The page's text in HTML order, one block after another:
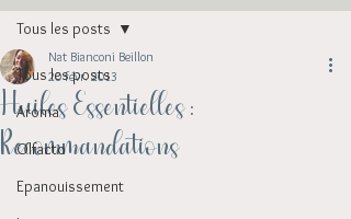
Tous les posts
Aroma
Olfacto
Epanouissement
Tous les posts
Huiles Essentielles :
Recommandations
Nat Bianconi Beillon
20 févr. 2013